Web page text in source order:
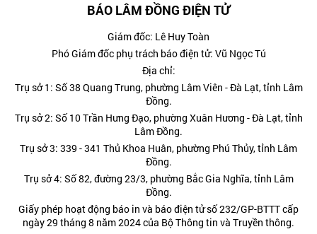
BÁO LÂM ĐỒNG ĐIỆN TỬ
Giám đốc: Lê Huy Toàn
Phó Giám đốc phụ trách báo điện tử: Vũ Ngọc Tú
Địa chỉ:
Trụ sở 1: Số 38 Quang Trung, phường Lâm Viên - Đà Lạt, tỉnh Lâm
Đồng.
Trụ sở 2: Số 10 Trần Hưng Đạo, phường Xuân Hương - Đà Lạt, tỉnh
Lâm Đồng.
Trụ sở 3: 339 - 341 Thủ Khoa Huân, phường Phú Thủy, tỉnh Lâm
Đồng.
Trụ sở 4: Số 82, đường 23/3, phường Bắc Gia Nghĩa, tỉnh Lâm
Đồng.
Giấy phép hoạt động báo in và báo điện tử số 232/GP-BTTT cấp
ngày 29 tháng 8 năm 2024 của Bộ Thông tin và Truyền thông.